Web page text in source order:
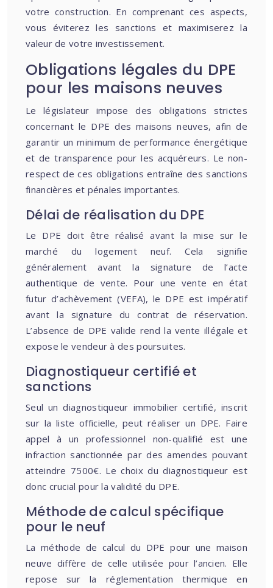
votre construction. En comprenant ces aspects,
vous éviterez les sanctions et maximiserez la
valeur de votre investissement.
Obligations légales du DPE
pour les maisons neuves
Le législateur impose des obligations strictes
concernant le DPE des maisons neuves, afin de
garantir un minimum de performance énergétique
et de transparence pour les acquéreurs. Le non-
respect de ces obligations entraîne des sanctions
financières et pénales importantes.
Délai de réalisation du DPE
Le DPE doit être réalisé avant la mise sur le
marché du logement neuf. Cela signifie
généralement avant la signature de l’acte
authentique de vente. Pour une vente en état
futur d’achèvement (VEFA), le DPE est impératif
avant la signature du contrat de réservation.
L’absence de DPE valide rend la vente illégale et
expose le vendeur à des poursuites.
Diagnostiqueur certifié et
sanctions
Seul un diagnostiqueur immobilier certifié, inscrit
sur la liste officielle, peut réaliser un DPE. Faire
appel à un professionnel non-qualifié est une
infraction sanctionnée par des amendes pouvant
atteindre 7500€. Le choix du diagnostiqueur est
donc crucial pour la validité du DPE.
Méthode de calcul spécifique
pour le neuf
La méthode de calcul du DPE pour une maison
neuve diffère de celle utilisée pour l’ancien. Elle
repose sur la réglementation thermique en